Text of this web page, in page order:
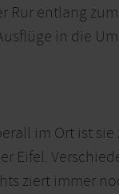
Rur entlang
in die
im Ort ist
Eifel.
ziert immer